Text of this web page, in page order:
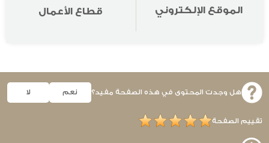
الموقع الإلكتروني قطاع الأعمال
هل وجدت المحتوى في هذه الصفحة مفيد؟ نعم لا
تقييم الصفحة